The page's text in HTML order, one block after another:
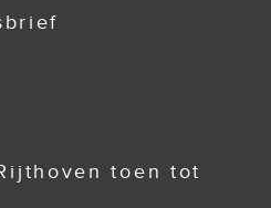
toen tot